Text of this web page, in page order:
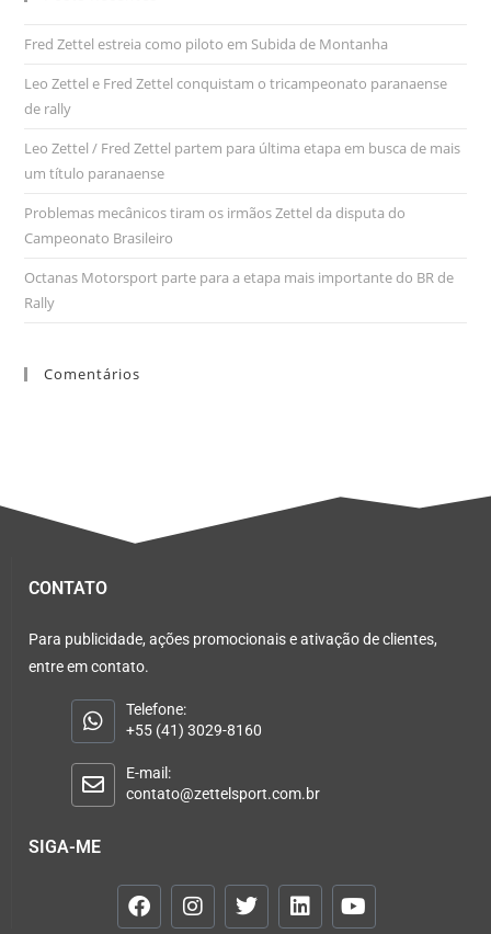
Fred Zettel estreia como piloto em Subida de Montanha
Leo Zettel e Fred Zettel conquistam o tricampeonato paranaense
de rally
Leo Zettel / Fred Zettel partem para última etapa em busca de mais
um título paranaense
Problemas mecânicos tiram os irmãos Zettel da disputa do
Campeonato Brasileiro
Octanas Motorsport parte para a etapa mais importante do BR de
Rally
Comentários
CONTATO
Para publicidade, ações promocionais e ativação de clientes,
entre em contato.
Telefone:
+55 (41) 3029-8160
E-mail:
contato@zettelsport.com.br
SIGA-ME